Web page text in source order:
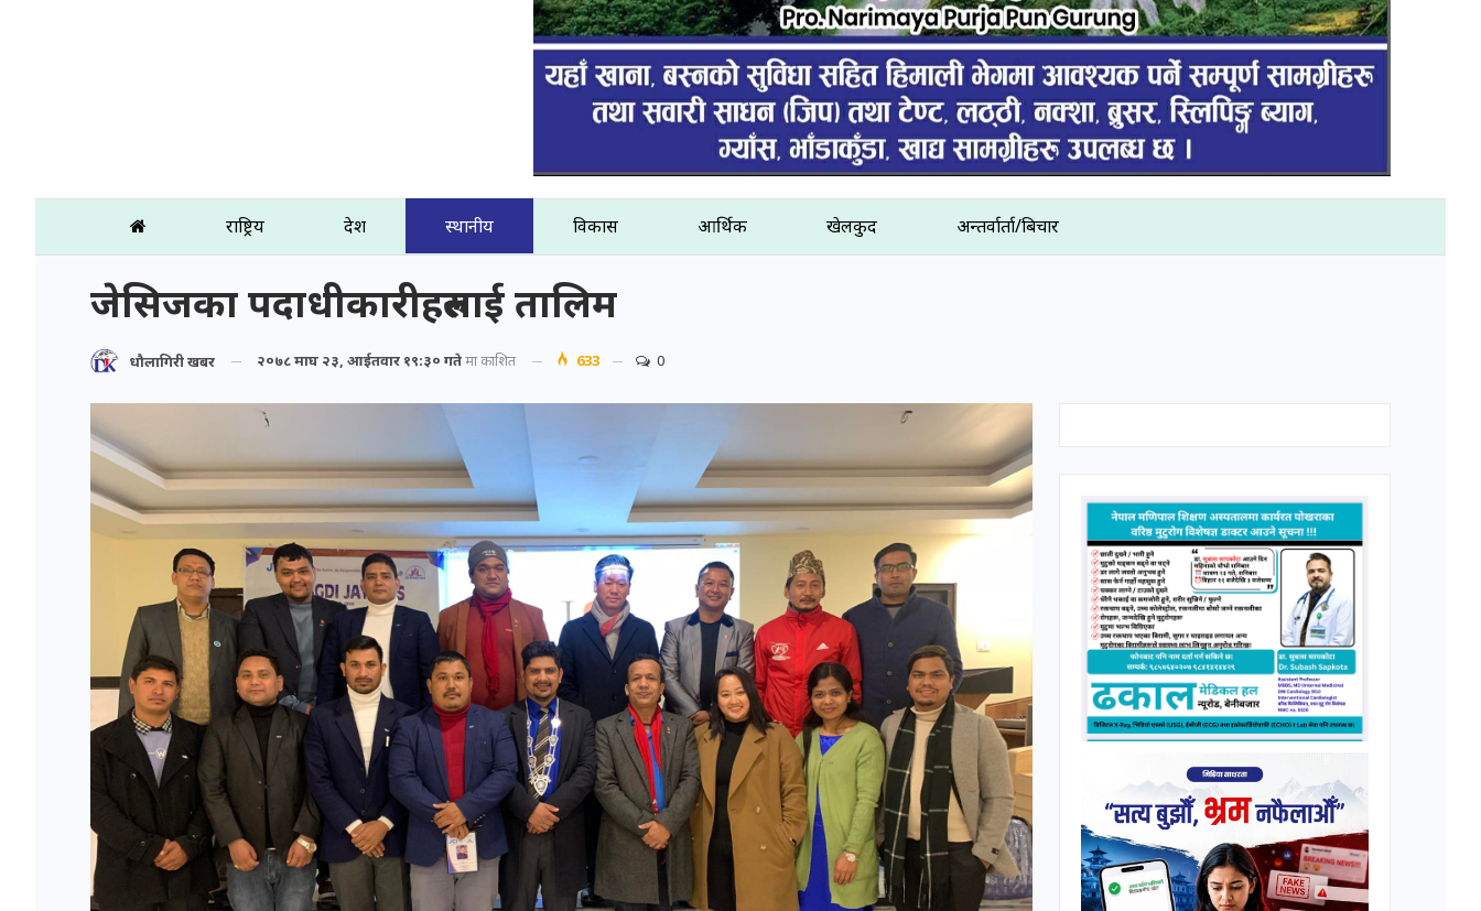
राष्ट्रिय प्रदेश स्थानीय विकास आर्थिक खेलकुद अन्तर्वार्ता/बिचार
जेसिजका पदाधीकारीहरुलाई तालिम
धौलागिरी खबर २०७८ माघ २३, आईतवार १९:३० गतेमा प्रकाशित 633 0